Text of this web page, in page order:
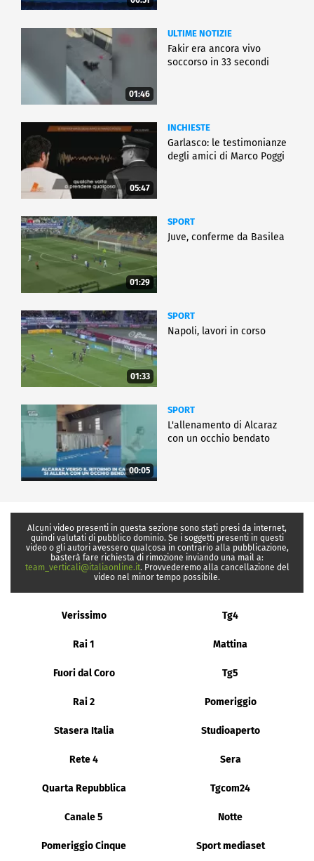
01:46
ULTIME NOTIZIE
Fakir era ancora vivo
soccorso in 33 secondi
05:47
INCHIESTE
Garlasco: le testimonianze
degli amici di Marco Poggi
01:29
SPORT
Juve, conferme da Basilea
01:33
SPORT
Napoli, lavori in corso
00:05
SPORT
L'allenamento di Alcaraz
con un occhio bendato
Alcuni video presenti in questa sezione sono stati presi da internet,
quindi valutati di pubblico dominio. Se i soggetti presenti in questi
video o gli autori avessero qualcosa in contrario alla pubblicazione,
basterà fare richiesta di rimozione inviando una mail a:
team_verticali@italiaonline.it. Provvederemo alla cancellazione del
video nel minor tempo possibile.
Verissimo Tg4
Rai 1 Mattina
Fuori dal Coro Tg5
Rai 2 Pomeriggio
Stasera Italia Studioaperto
Rete 4 Sera
Quarta Repubblica Tgcom24
Canale 5 Notte
Pomeriggio Cinque Sport mediaset